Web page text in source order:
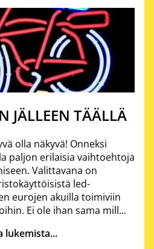
JÄLLEEN TÄÄLLÄ
olla näkyvä! Onneksi
paljon erilaisia vaihtoehtoja
Valittavana on
led-
eurojen akuilla toimiviin
Ei ole ihan sama mill...
lukemista...